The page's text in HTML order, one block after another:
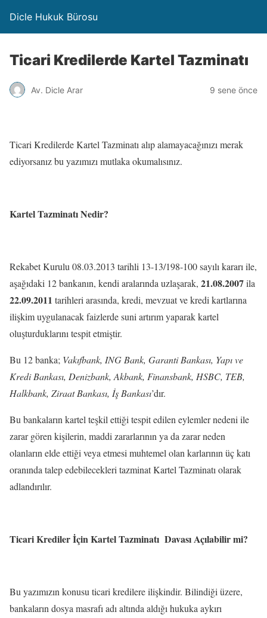
Dicle Hukuk Bürosu
Ticari Kredilerde Kartel Tazminatı
Av. Dicle Arar 9 sene önce
Ticari Kredilerde Kartel Tazminatı alıp alamayacağınızı merak
ediyorsanız bu yazımızı mutlaka okumalısınız.
Kartel Tazminatı Nedir?
Rekabet Kurulu 08.03.2013 tarihli 13-13/198-100 sayılı kararı ile,
aşağıdaki 12 bankanın, kendi aralarında uzlaşarak, 21.08.2007ila
22.09.2011 tarihleri arasında, kredi, mevzuat ve kredi kartlarına
ilişkim uygulanacak faizlerde suni artırım yaparak kartel
oluşturduklarını tespit etmiştir.
Bu 12 banka; Vakıfbank, ING Bank, Garanti Bankası, Yapı ve
Kredi Bankası, Denizbank, Akbank, Finansbank, HSBC, TEB,
Halkbank, Ziraat Bankası, İş Bankası’dır.
Bu bankaların kartel teşkil ettiği tespit edilen eylemler nedeni ile
zarar gören kişilerin, maddi zararlarının ya da zarar neden
olanların elde ettiği veya etmesi muhtemel olan karlarının üç katı
oranında talep edebilecekleri tazminat Kartel Tazminatı olarak
adlandırılır.
Ticari Krediler İçin Kartel Tazminatı Davası Açılabilir mi?
Bu yazımızın konusu ticari kredilere ilişkindir. Bilindiği üzere,
bankaların dosya masrafı adı altında aldığı hukuka aykırı